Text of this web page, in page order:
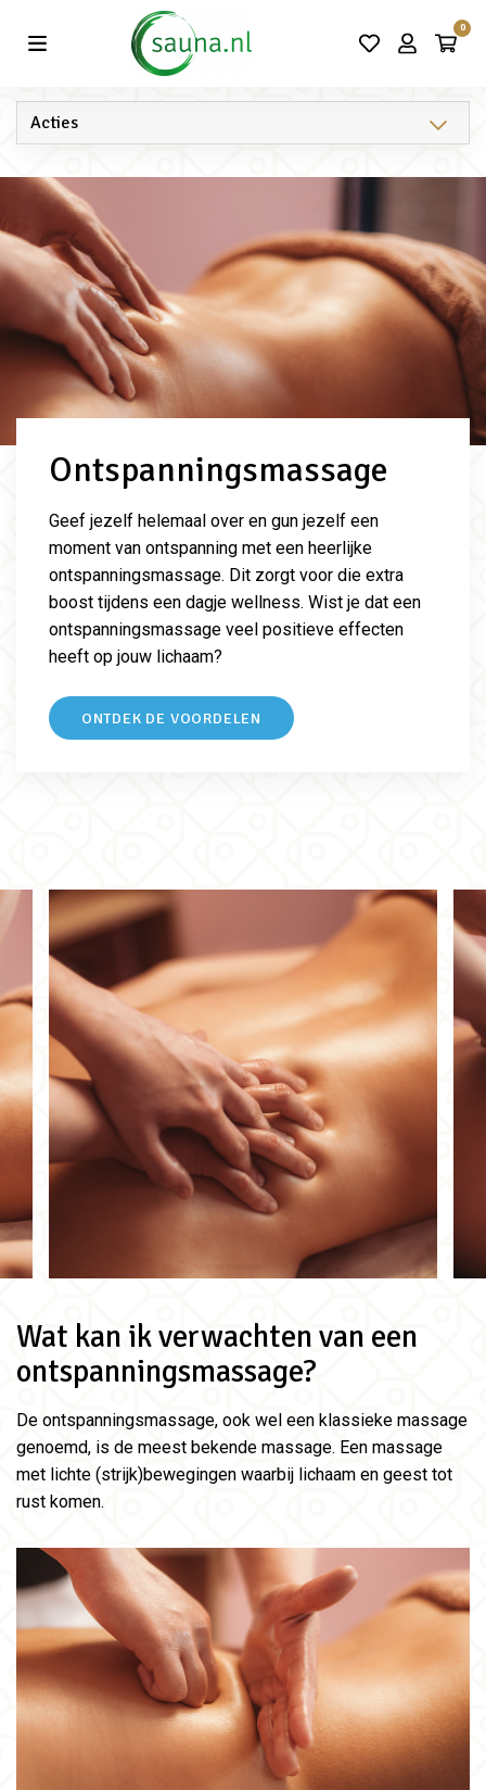
0
Vind de beste acties in één klik!
Ontspanningsmassage
Geef jezelf helemaal over en gun jezelf een
moment van ontspanning met een heerlijke
ontspanningsmassage. Dit zorgt voor die extra
boost tijdens een dagje wellness. Wist je dat een
ontspanningsmassage veel positieve effecten
heeft op jouw lichaam?
ONTDEK DE VOORDELEN
Wat kan ik verwachten van een
ontspanningsmassage?
De ontspanningsmassage, ook wel een klassieke massage
genoemd, is de meest bekende massage. Een massage
met lichte (strijk)bewegingen waarbij lichaam en geest tot
rust komen.